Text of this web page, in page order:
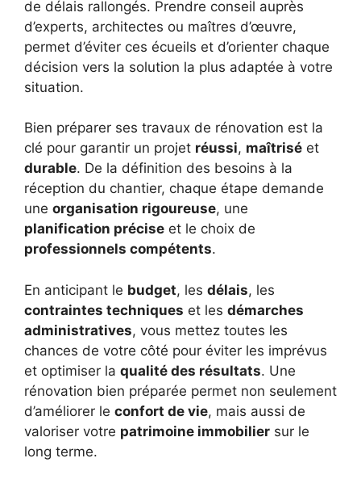
de délais rallongés. Prendre conseil auprès
d’experts, architectes ou maîtres d’œuvre,
permet d’éviter ces écueils et d’orienter chaque
décision vers la solution la plus adaptée à votre
situation.
Bien préparer ses travaux de rénovation est la
clé pour garantir un projet réussi, maîtrisé et
durable. De la définition des besoins à la
réception du chantier, chaque étape demande
une organisation rigoureuse, une
planification précise et le choix de
professionnels compétents.
En anticipant le budget, les délais, les
contraintes techniques et les démarches
administratives, vous mettez toutes les
chances de votre côté pour éviter les imprévus
et optimiser la qualité des résultats. Une
rénovation bien préparée permet non seulement
d’améliorer le confort de vie, mais aussi de
valoriser votre patrimoine immobilier sur le
long terme.